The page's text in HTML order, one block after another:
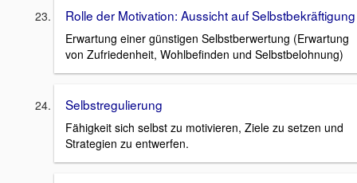
Rolle der Motivation: Aussicht auf Selbstbekräftigung
Erwartung einer günstigen Selbstberwertung (Erwartung
von Zufriedenheit, Wohlbefinden und Selbstbelohnung)
Selbstregulierung
Fähigkeit sich selbst zu motivieren, Ziele zu setzen und
Strategien zu entwerfen.